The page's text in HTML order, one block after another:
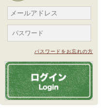
パスワードをお忘れの方